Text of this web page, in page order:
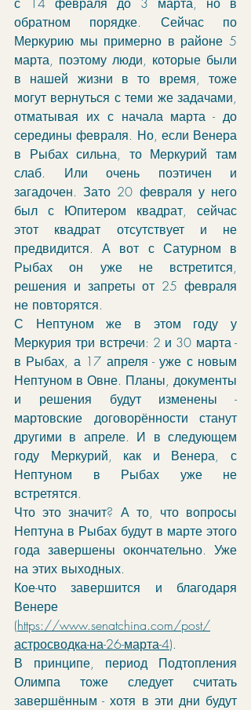
обратном порядке. Сейчас по
Меркурию мы примерно в районе 5
марта, поэтому люди, которые были
в нашей жизни в то время, тоже
могут вернуться с теми же задачами,
отматывая их с начала марта - до
середины февраля. Но, если Венера
в Рыбах сильна, то Меркурий там
слаб. Или очень поэтичен и
загадочен. Зато 20 февраля у него
был с Юпитером квадрат, сейчас
этот квадрат отсутствует и не
предвидится. А вот с Сатурном в
Рыбах он уже не встретится,
решения и запреты от 25 февраля
не повторятся.
С Нептуном же в этом году у
Меркурия три встречи: 2 и 30 марта -
в Рыбах, а 17 апреля - уже с новым
Нептуном в Овне. Планы, документы
и решения будут изменены -
мартовские договорённости станут
другими в апреле. И в следующем
году Меркурий, как и Венера, с
Нептуном в Рыбах уже не
встретятся.
Что это значит? А то, что вопросы
Нептуна в Рыбах будут в марте этого
года завершены окончательно. Уже
на этих выходных.
Кое-что завершится и благодаря
Венере
(https://www.senatchina.com/post/
астросводка-на-26-марта-4).
В принципе, период Подтопления
Олимпа тоже следует считать
завершённым - хотя в эти дни будут